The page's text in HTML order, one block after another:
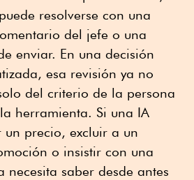
resolverse con una
del jefe o una
enviar. En una decisión
esa revisión ya no
del criterio de la persona
herramienta. Si una IA
precio, excluir a un
o insistir con una
necesita saber desde antes